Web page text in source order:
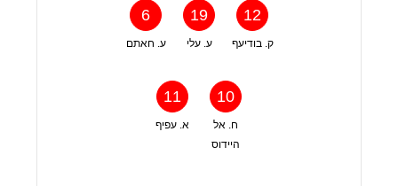
6
ע. חאתם
19
ע. עלי
12
ק. בודיעף
11
א. עפיף
10
ח. אל
היידוס